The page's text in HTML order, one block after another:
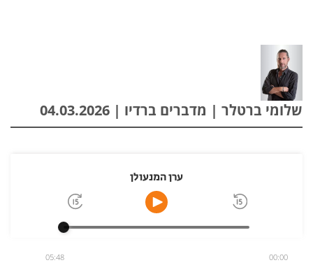
שלומי ברטלר | מדברים ברדיו | 04.03.2026
ערן המנעולן
00:00
05:48